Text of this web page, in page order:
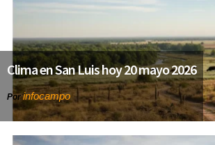
Clima en San Luis hoy 20 mayo 2026
Porinfocampo